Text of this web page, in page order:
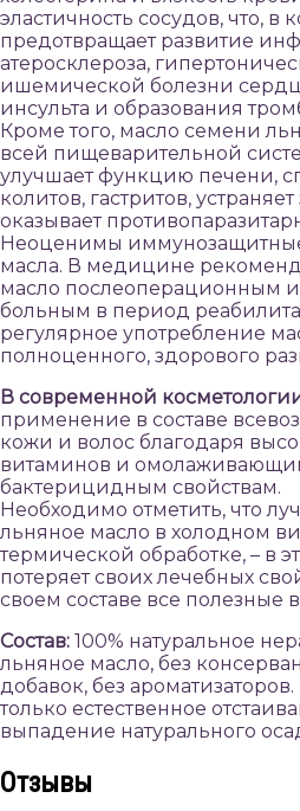
эластичность сосудов, что, в
предотвращает развитие
атеросклероза,
ишемической болезни
инсульта и образования
Кроме того, масло семени
всей пищеварительной
улучшает функцию печени,
колитов, гастритов,
оказывает
Неоценимы иммунозащитные
масла. В медицине
масло послеоперационным
больным в период
регулярное употребление
полноценного, здорового
В современной
применение в составе
кожи и волос благодаря
витаминов и
бактерицидным свойствам.
Необходимо отметить, что
льняное масло в холодном
термической обработке, – в
потеряет своих лечебных
своем составе все полезные
Состав: 100% натуральное
льняное масло, без
добавок, без
только естественное
выпадение натурального
Отзывы